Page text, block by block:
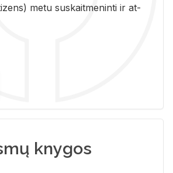
metu su­skait­me­nin­ti ir at­
knygos